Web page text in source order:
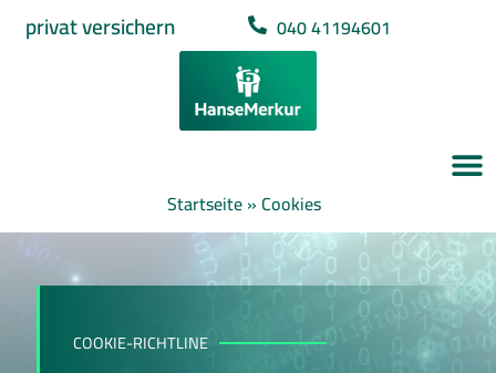
privat versichern 040 41194601
Startseite»Cookies
COOKIE-RICHTLINE